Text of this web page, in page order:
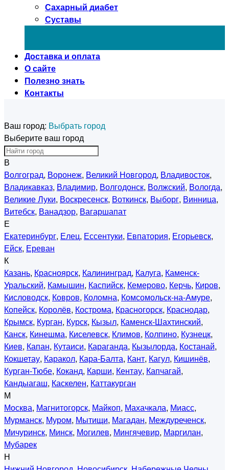
Сахарный диабет
Суставы
Доставка и оплата
О сайте
Полезно знать
Контакты
Ваш город: Выбрать город
Выберите ваш город
В
Волгоград, Воронеж, Великий Новгород, Владивосток,
Владикавказ, Владимир, Волгодонск, Волжский, Вологда,
Великие Луки, Воскресенск, Воткинск, Выборг, Винница,
Витебск, Ванадзор, Вагаршапат
Е
Екатеринбург, Елец, Ессентуки, Евпатория, Егорьевск,
Ейск, Ереван
К
Казань, Красноярск, Калининград, Калуга, Каменск-
Уральский, Камышин, Каспийск, Кемерово, Керчь, Киров,
Кисловодск, Ковров, Коломна, Комсомольск-на-Амуре,
Копейск, Королёв, Кострома, Красногорск, Краснодар,
Крымск, Курган, Курск, Кызыл, Каменск-Шахтинский,
Канск, Кинешма, Киселевск, Климов, Колпино, Кузнецк,
Киев, Капан, Кутаиси, Караганда, Кызылорда, Костанай,
Кокшетау, Каракол, Кара-Балта, Кант, Кагул, Кишинёв,
Курган-Тюбе, Коканд, Карши, Кентау, Капчагай,
Кандыагаш, Каскелен, Каттакурган
М
Москва, Магнитогорск, Майкоп, Махачкала, Миасс,
Мурманск, Муром, Мытищи, Магадан, Междуреченск,
Мичуринск, Минск, Могилев, Мингячевир, Маргилан,
Мубарек
Н